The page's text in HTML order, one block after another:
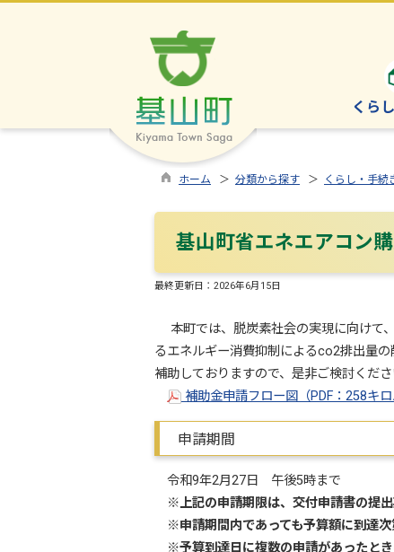
くら
ホーム ＞ 分類から探す ＞ くらし・手続
基山町省エネエアコン
最終更新日： 2026年6月15日
本町では、脱炭素社会の実現に向けて
るエネルギー消費抑制によるco2排出量
補助しておりますので、是非ご検討くださ
補助金申請フロー図（PDF：258キロ
申請期間
令和9年2月27日 午後5時まで
※上記の申請期限は、交付申請書の提
※申請期間内であっても予算額に到達次
※予算到達日に複数の申請があったとき